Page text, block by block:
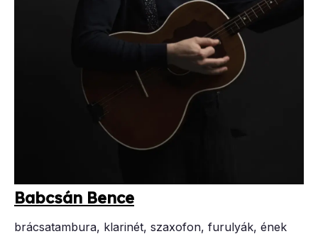
Bab­csán Ben­ce
brácsatambura, klarinét, szaxofon, furulyák, ének